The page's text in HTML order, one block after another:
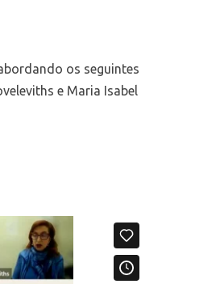
os seguintes
e Maria Isabel